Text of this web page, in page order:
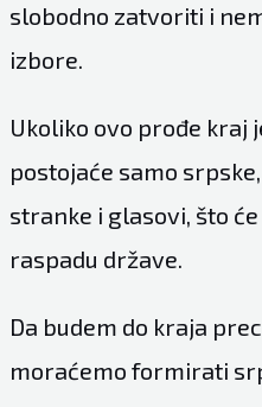
slobodno zatvoriti i
izbore.
Ukoliko ovo prođe kraj
postojaće samo
stranke i glasovi, što
raspadu države.
Da budem do kraja
moraćemo formirati